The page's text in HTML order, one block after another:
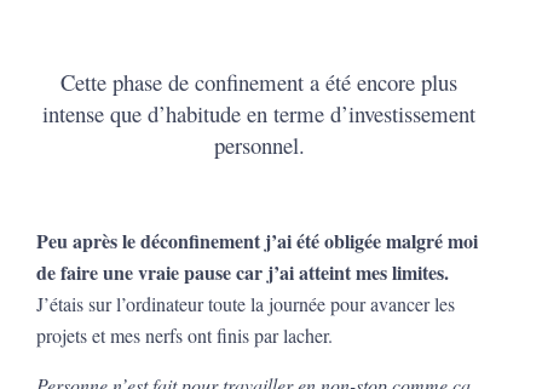
Cette phase de confinement a été encore plus
intense que d’habitude en terme d’investissement
personnel.
Peu après le déconfinement j’ai été obligée malgré moi
de faire une vraie pause car j’aiatteintmes limites.
J’étais sur l’ordinateur toute la journée pour avancer les
projets et mes nerfs ont finis par lacher.